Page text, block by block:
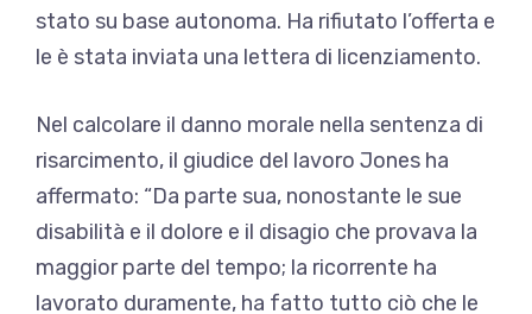
stato su base autonoma. Ha rifiutato l’offerta e
le è stata inviata una lettera di licenziamento.
Nel calcolare il danno morale nella sentenza di
risarcimento, il giudice del lavoro Jones ha
affermato: “Da parte sua, nonostante le sue
disabilità e il dolore e il disagio che provava la
maggior parte del tempo; la ricorrente ha
lavorato duramente, ha fatto tutto ciò che le